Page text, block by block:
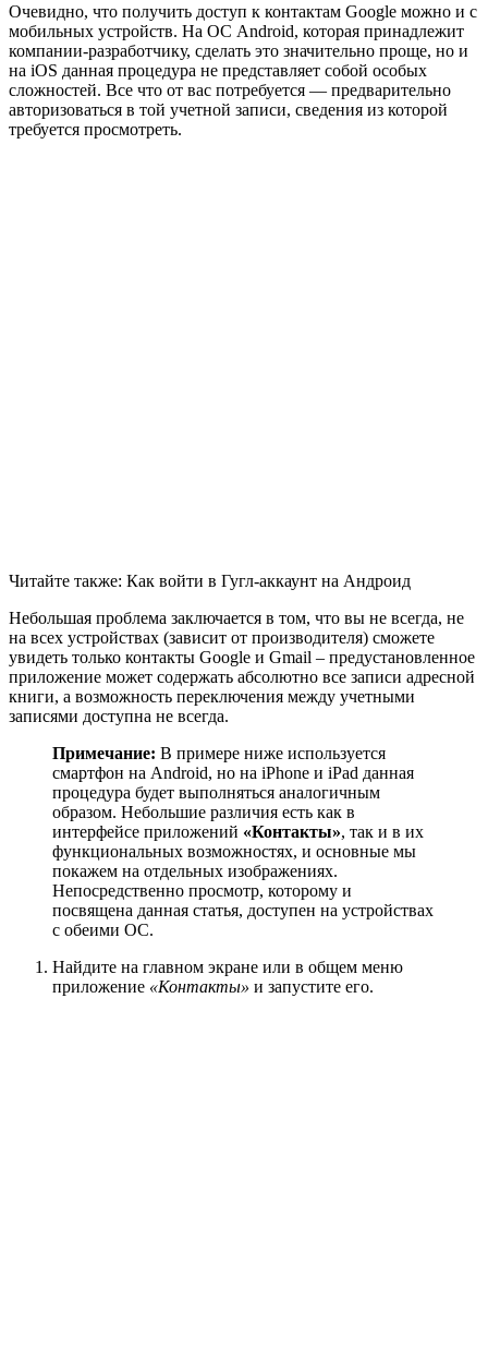
Очевидно, что получить доступ к контактам Google можно и с
мобильных устройств. На ОС Android, которая принадлежит
компании-разработчику, сделать это значительно проще, но и
на iOS данная процедура не представляет собой особых
сложностей. Все что от вас потребуется — предварительно
авторизоваться в той учетной записи, сведения из которой
требуется просмотреть.
Читайте также: Как войти в Гугл-аккаунт на Андроид
Небольшая проблема заключается в том, что вы не всегда, не
на всех устройствах (зависит от производителя) сможете
увидеть только контакты Google и Gmail – предустановленное
приложение может содержать абсолютно все записи адресной
книги, а возможность переключения между учетными
записями доступна не всегда.
Примечание: В примере ниже используется
смартфон на Android, но на iPhone и iPad данная
процедура будет выполняться аналогичным
образом. Небольшие различия есть как в
интерфейсе приложений «Контакты», так и в их
функциональных возможностях, и основные мы
покажем на отдельных изображениях.
Непосредственно просмотр, которому и
посвящена данная статья, доступен на устройствах
с обеими ОС.
Найдите на главном экране или в общем меню
приложение «Контакты» и запустите его.